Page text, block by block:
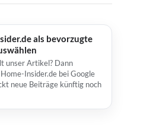
als bevorzugte
unser Artikel? Dann
Insider.de bei Google
neue Beiträge künftig noch